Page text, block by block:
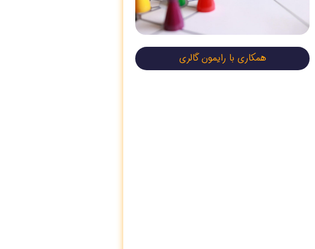
همکاری با رایمون گالری